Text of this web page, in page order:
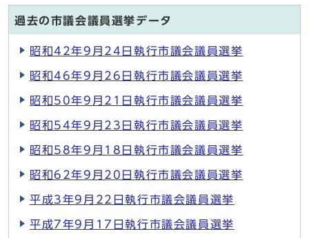
過去の市議会議員選挙データ
昭和42年9月24日執行市議会議員選挙
昭和46年9月26日執行市議会議員選挙
昭和50年9月21日執行市議会議員選挙
昭和54年9月23日執行市議会議員選挙
昭和58年9月18日執行市議会議員選挙
昭和62年9月20日執行市議会議員選挙
平成3年9月22日執行市議会議員選挙
平成7年9月17日執行市議会議員選挙